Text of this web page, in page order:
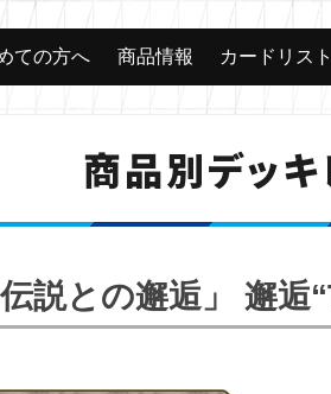
ての方へ 商品情報 カードリスト
商品別デッキ
伝説との邂逅」 邂